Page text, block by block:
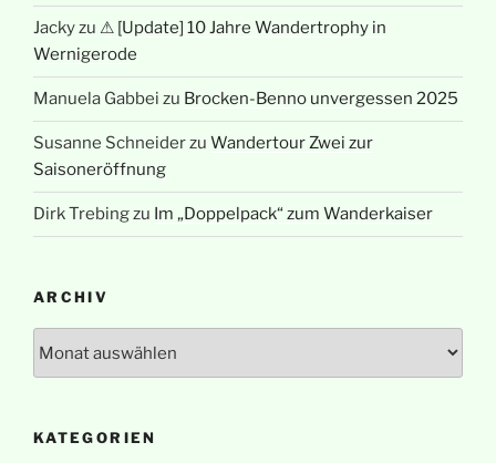
Jackyzu ⚠ [Update] 10 Jahre Wandertrophy in
Wernigerode
Manuela Gabbei zu Brocken-Benno unvergessen 2025
Susanne Schneiderzu Wandertour Zwei zur
Saisoneröffnung
Dirk Trebingzu Im „Doppelpack“ zum Wanderkaiser
ARCHIV
KATEGORIEN